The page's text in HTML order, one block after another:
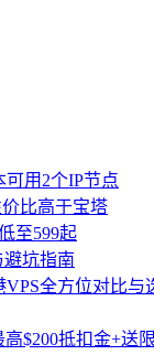
用2个IP节点
价比高于宝塔
至599起
坑指南
全方位对比与
$200抵扣金+送